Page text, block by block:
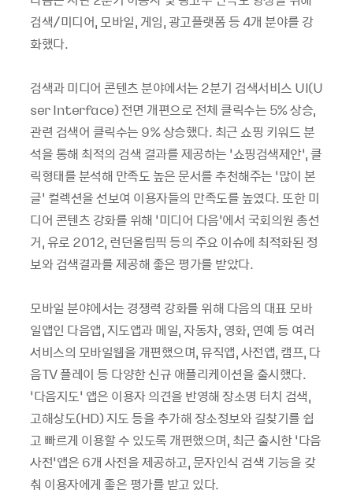
검색/미디어, 모바일, 게임, 광고플랫폼 등 4개 분야를 강
화했다.
검색과 미디어 콘텐츠 분야에서는 2분기 검색서비스 UI(U
ser Interface) 전면 개편으로 전체 클릭수는 5% 상승,
관련 검색어 클릭수는 9% 상승했다. 최근 쇼핑 키워드 분
석을 통해 최적의 검색 결과를 제공하는 ‘쇼핑검색제안’, 클
릭형태를 분석해 만족도 높은 문서를 추천해주는 ‘많이 본
글’ 컬렉션을 선보여 이용자들의 만족도를 높였다. 또한 미
디어 콘텐츠 강화를 위해 ‘미디어 다음’에서 국회의원 총선
거, 유로 2012, 런던올림픽 등의 주요 이슈에 최적화된 정
보와 검색결과를 제공해 좋은 평가를 받았다.
모바일 분야에서는 경쟁력 강화를 위해 다음의 대표 모바
일앱인 다음앱, 지도앱과 메일, 자동차, 영화, 연예 등 여러
서비스의 모바일웹을 개편했으며, 뮤직앱, 사전앱, 캠프, 다
음TV 플레이 등 다양한 신규 애플리케이션을 출시했다.
‘다음지도’ 앱은 이용자 의견을 반영해 장소명 터치 검색,
고해상도(HD) 지도 등을 추가해 장소정보와 길찾기를 쉽
고 빠르게 이용할 수 있도록 개편했으며, 최근 출시한 ‘다음
사전’앱은 6개 사전을 제공하고, 문자인식 검색 기능을 갖
춰 이용자에게 좋은 평가를 받고 있다.